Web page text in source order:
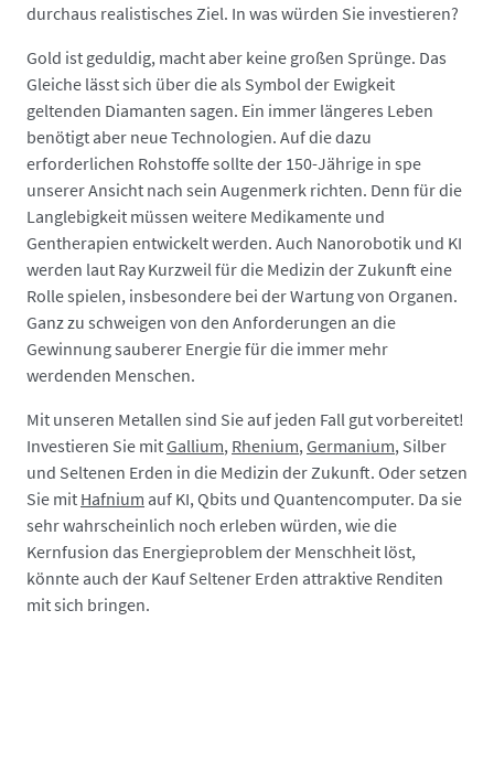
durchaus realistisches Ziel. In was würden Sie investieren?
Gold ist geduldig, macht aber keine großen Sprünge. Das
Gleiche lässt sich über die als Symbol der Ewigkeit
geltenden Diamanten sagen. Ein immer längeres Leben
benötigt aber neue Technologien. Auf die dazu
erforderlichen Rohstoffe sollte der 150-Jährige in spe
unserer Ansicht nach sein Augenmerk richten. Denn für die
Langlebigkeit müssen weitere Medikamente und
Gentherapien entwickelt werden. Auch Nanorobotik und KI
werden laut Ray Kurzweil für die Medizin der Zukunft eine
Rolle spielen, insbesondere bei der Wartung von Organen.
Ganz zu schweigen von den Anforderungen an die
Gewinnung sauberer Energie für die immer mehr
werdenden Menschen.
Mit unseren Metallen sind Sie auf jeden Fall gut vorbereitet!
Investieren Sie mitGallium, Rhenium, Germanium, Silber
und Seltenen Erden in die Medizin der Zukunft. Oder setzen
Sie mit Hafnium auf KI, Qbits und Quantencomputer. Da sie
sehr wahrscheinlich noch erleben würden, wie die
Kernfusion das Energieproblem der Menschheit löst,
könnte auch der Kauf Seltener Erden attraktive Renditen
mit sich bringen.